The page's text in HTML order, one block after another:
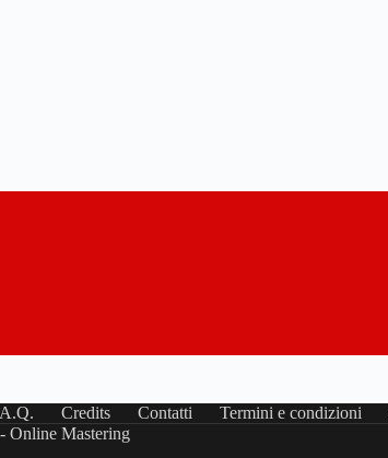
Credits Contatti Termini e condizioni
Online Mastering